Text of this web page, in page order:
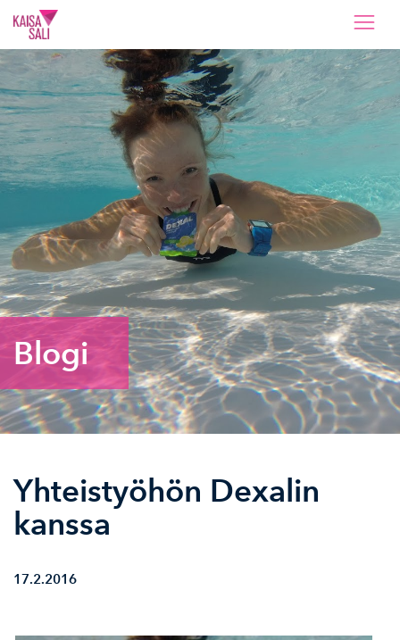
Kaisa Sali
Blogi
Yhteistyöhön Dexalin
kanssa
17.2.2016